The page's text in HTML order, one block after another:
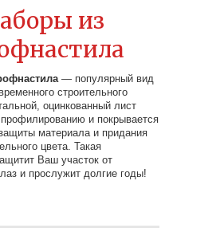
из
— популярный вид
строительного
оцинкованный лист
профилированию и покрывается
материала и придания
цвета. Такая
Ваш участок от
и прослужит долгие годы!